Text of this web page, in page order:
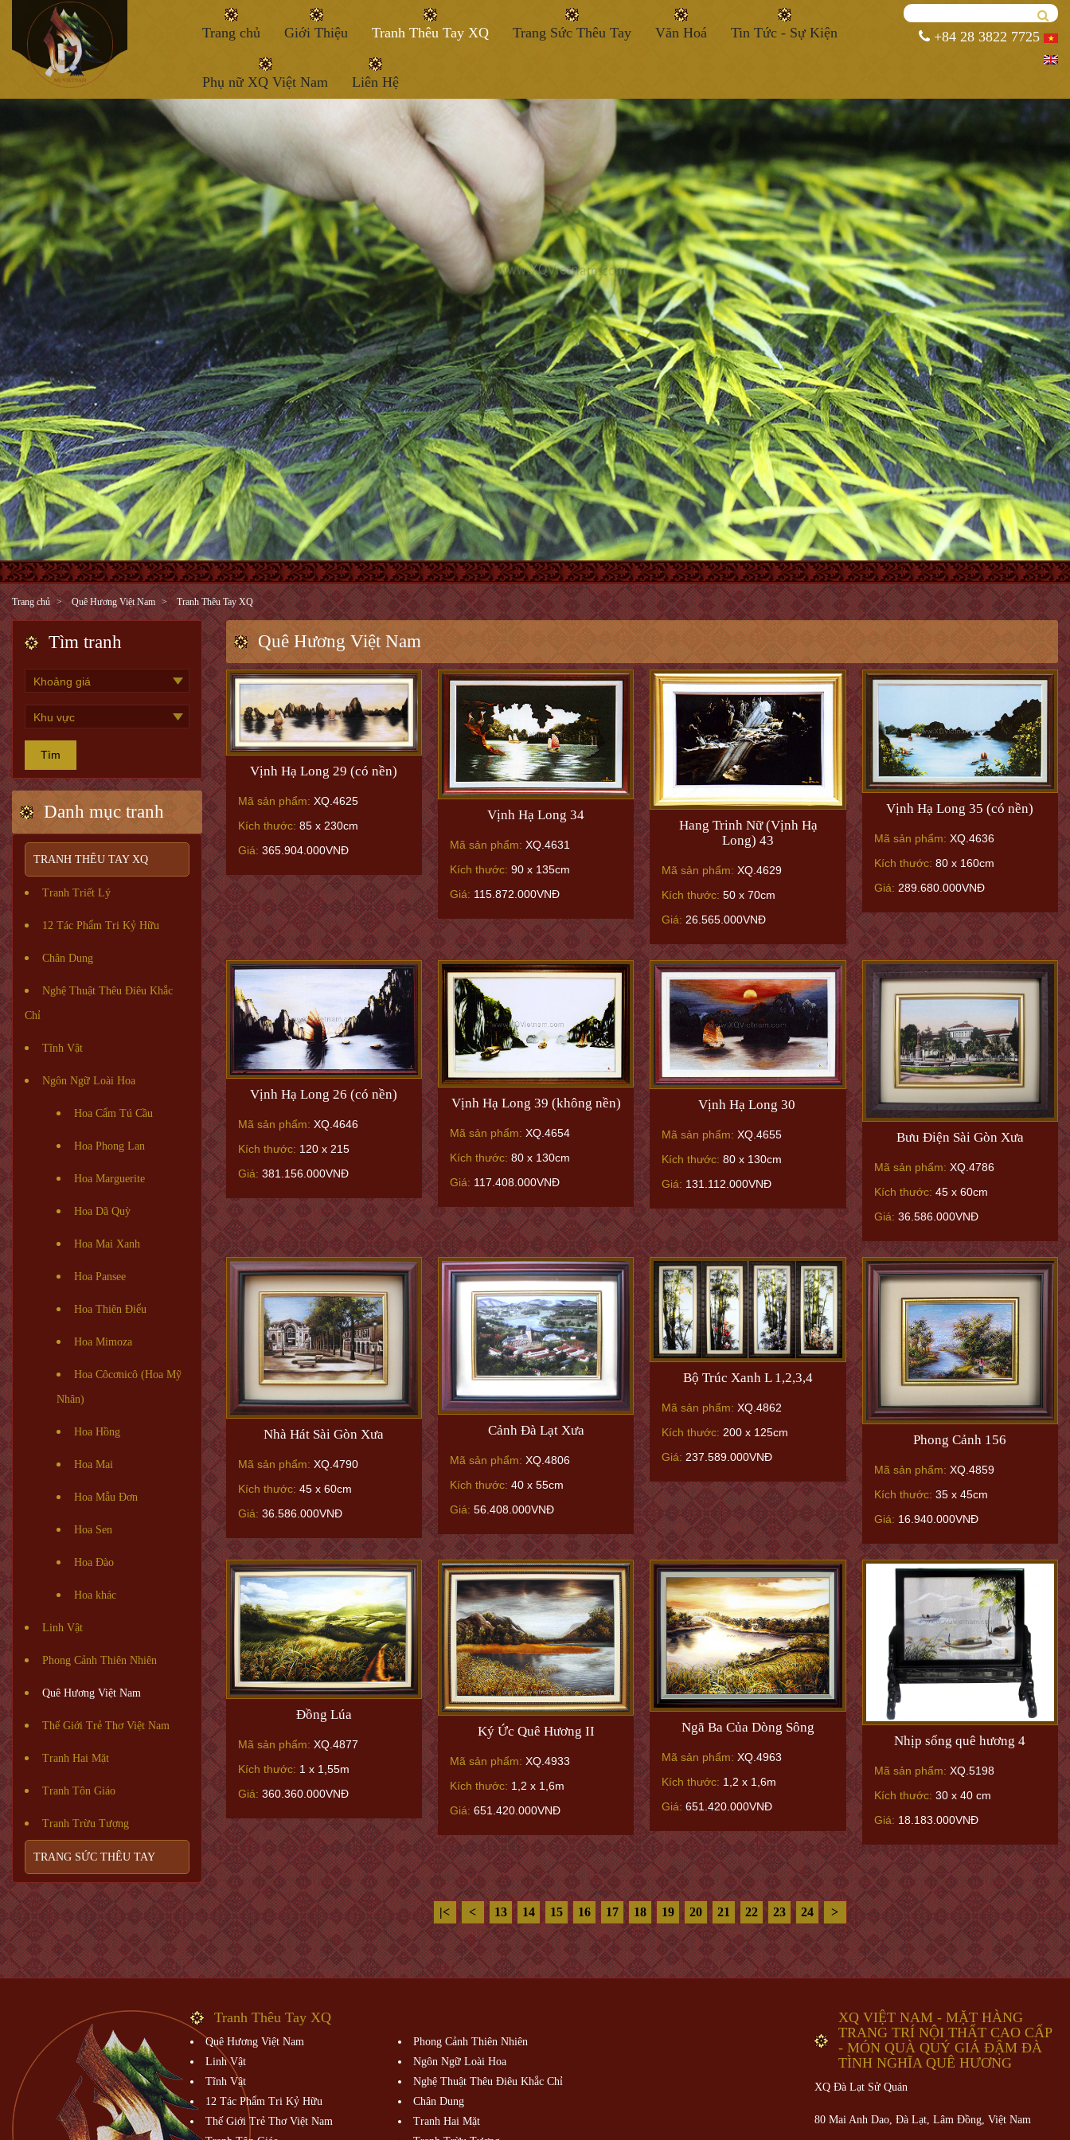
Trang chủ Giới Thiệu Tranh Thêu Tay XQ Trang Sức Thêu Tay Văn Hoá Tin Tức - Sự Kiện
Phụ nữ XQ Việt Nam Liên Hệ
+84 28 3822 7725
Trang chủ Quê Hương Việt Nam Tranh Thêu Tay XQ
Tìm tranh
Tìm
Danh mục tranh
TRANH THÊU TAY XQ
Tranh Triết Lý
12 Tác Phẩm Tri Kỷ Hữu
Chân Dung
Nghệ Thuật Thêu Điêu Khắc
Chỉ
Tĩnh Vật
Ngôn Ngữ Loài Hoa
Hoa Cẩm Tú Cầu
Hoa Phong Lan
Hoa Marguerite
Hoa Dã Quỳ
Hoa Mai Xanh
Hoa Pansee
Hoa Thiên Điểu
Hoa Mimoza
Hoa Côcơnicô (Hoa Mỹ
Nhân)
Hoa Hồng
Hoa Mai
Hoa Mẫu Đơn
Hoa Sen
Hoa Đào
Hoa khác
Linh Vật
Phong Cảnh Thiên Nhiên
Quê Hương Việt Nam
Thế Giới Trẻ Thơ Việt Nam
Tranh Hai Mặt
Tranh Tôn Giáo
Tranh Trừu Tượng
TRANG SỨC THÊU TAY
Quê Hương Việt Nam
Vịnh Hạ Long 29 (có nền)
Mã sản phẩm: XQ.4625
Kích thước: 85 x 230cm
Giá: 365.904.000VNĐ
Vịnh Hạ Long 34
Mã sản phẩm: XQ.4631
Kích thước: 90 x 135cm
Giá: 115.872.000VNĐ
Hang Trinh Nữ (Vịnh Hạ
Long) 43
Mã sản phẩm: XQ.4629
Kích thước: 50 x 70cm
Giá: 26.565.000VNĐ
Vịnh Hạ Long 35 (có nền)
Mã sản phẩm: XQ.4636
Kích thước: 80 x 160cm
Giá: 289.680.000VNĐ
Vịnh Hạ Long 26 (có nền)
Mã sản phẩm: XQ.4646
Kích thước: 120 x 215
Giá: 381.156.000VNĐ
Vịnh Hạ Long 39 (không nền)
Mã sản phẩm: XQ.4654
Kích thước: 80 x 130cm
Giá: 117.408.000VNĐ
Vịnh Hạ Long 30
Mã sản phẩm: XQ.4655
Kích thước: 80 x 130cm
Giá: 131.112.000VNĐ
Bưu Điện Sài Gòn Xưa
Mã sản phẩm: XQ.4786
Kích thước: 45 x 60cm
Giá: 36.586.000VNĐ
Nhà Hát Sài Gòn Xưa
Mã sản phẩm: XQ.4790
Kích thước: 45 x 60cm
Giá: 36.586.000VNĐ
Cảnh Đà Lạt Xưa
Mã sản phẩm: XQ.4806
Kích thước: 40 x 55cm
Giá: 56.408.000VNĐ
Bộ Trúc Xanh L 1,2,3,4
Mã sản phẩm: XQ.4862
Kích thước: 200 x 125cm
Giá: 237.589.000VNĐ
Phong Cảnh 156
Mã sản phẩm: XQ.4859
Kích thước: 35 x 45cm
Giá: 16.940.000VNĐ
Đồng Lúa
Mã sản phẩm: XQ.4877
Kích thước: 1 x 1,55m
Giá: 360.360.000VNĐ
Ký Ức Quê Hương II
Mã sản phẩm: XQ.4933
Kích thước: 1,2 x 1,6m
Giá: 651.420.000VNĐ
Ngã Ba Của Dòng Sông
Mã sản phẩm: XQ.4963
Kích thước: 1,2 x 1,6m
Giá: 651.420.000VNĐ
Nhịp sống quê hương 4
Mã sản phẩm: XQ.5198
Kích thước: 30 x 40 cm
Giá: 18.183.000VNĐ
|< < 13 14 15 16 17 18 19 20 21 22 23 24 >
Tranh Thêu Tay XQ
Quê Hương Việt Nam
Phong Cảnh Thiên Nhiên
Linh Vật
Ngôn Ngữ Loài Hoa
Tĩnh Vật
Nghệ Thuật Thêu Điêu Khắc Chỉ
12 Tác Phẩm Tri Kỷ Hữu
Chân Dung
Thế Giới Trẻ Thơ Việt Nam
Tranh Hai Mặt
XQ VIỆT NAM - MẶT HÀNG
TRANG TRÍ NỘI THẤT CAO CẤP
- MÓN QUÀ QUÝ GIÁ ĐẬM ĐÀ
TÌNH NGHĨA QUÊ HƯƠNG
XQ Đà Lạt Sử Quán
80 Mai Anh Dao, Đà Lạt, Lâm Đồng, Việt Nam